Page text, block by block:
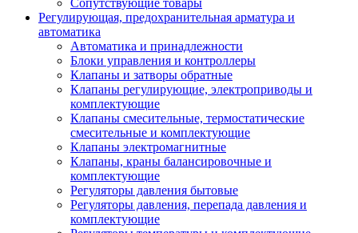
Сопутствующие товары
Регулирующая, предохранительная арматура и
автоматика
Автоматика и принадлежности
Блоки управления и контроллеры
Клапаны и затворы обратные
Клапаны регулирующие, электроприводы и
комплектующие
Клапаны смесительные, термостатические
смесительные и комплектующие
Клапаны электромагнитные
Клапаны, краны балансировочные и
комплектующие
Регуляторы давления бытовые
Регуляторы давления, перепада давления и
комплектующие